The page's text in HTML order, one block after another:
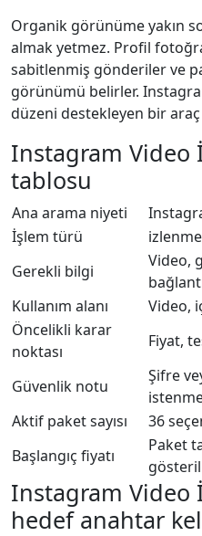
Organik görünüme yakın
almak yetmez. Profil
sabitlenmiş gönderiler ve
görünümü belirler.
düzeni destekleyen bir
Instagram Video
tablosu
Ana arama niyeti
İşlem türü
Gerekli bilgi
Video,
Kullanım alanı
Video,
Öncelikli karar
noktası
Fiyat,
Güvenlik notu
Şifre
Aktif paket sayısı
36
Başlangıç fiyatı
Paket
Instagram Video
hedef anahtar